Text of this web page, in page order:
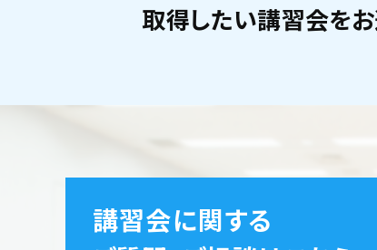
取得したい講習会を
講習会に関する